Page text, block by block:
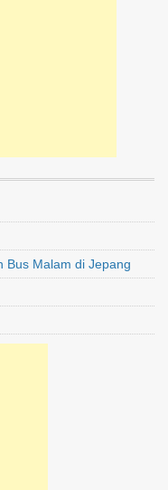
Bus Malam di Jepang